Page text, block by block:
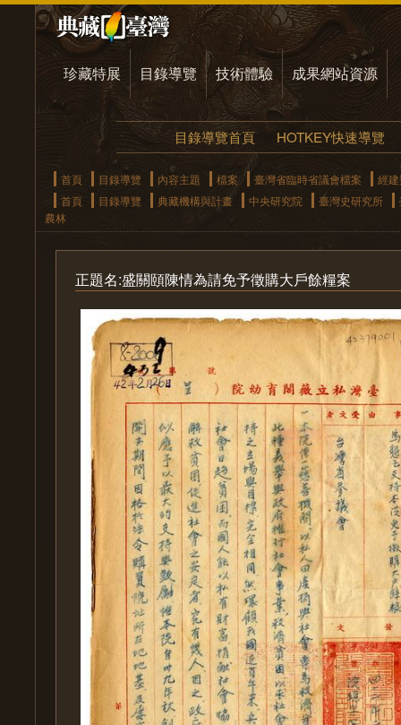
珍藏特展 目錄導覽 技術體驗 成果網站資源
目錄導覽首頁 HOTKEY快速導覽
首頁 目錄導覽 內容主題 檔案 臺灣省臨時省議會檔案
經
首頁
目錄導覽 典藏機構與計畫 中央研究院 臺灣史研究所
農林
正題名:盛關頤陳情為請免予徵購大戶餘糧案